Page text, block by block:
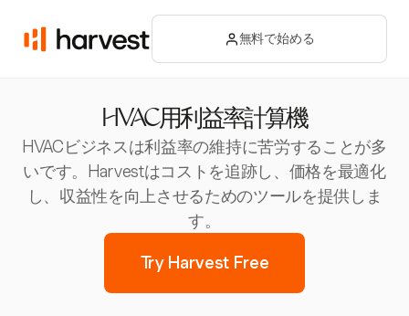
無料で始める
HVAC用利益率計算機
HVACビジネスは利益率の維持に苦労することが多
いです。Harvestはコストを追跡し、価格を最適化
し、収益性を向上させるためのツールを提供しま
す。
Try Harvest Free